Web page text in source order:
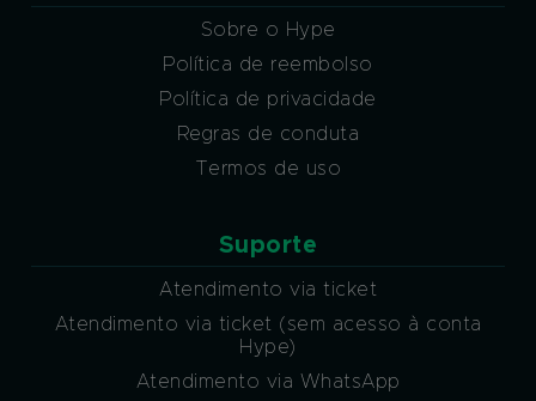
Sobre o Hype
Política de reembolso
Política de privacidade
Regras de conduta
Termos de uso
Suporte
Atendimento via ticket
Atendimento via ticket (sem acesso à conta
Hype)
Atendimento via WhatsApp